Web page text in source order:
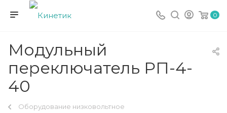
0
Модульный
переключатель РП-4-
40
Оборудование низковольтное